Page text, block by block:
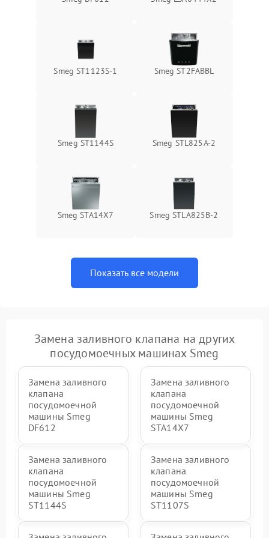
Smeg ST1123S-1 Smeg ST2FABBL
Smeg ST1144S Smeg STL825A-2
Smeg STA14X7 Smeg STLA825B-2
Показать все модели
Замена заливного клапана на других
посудомоечных машинах Smeg
Замена заливного
клапана
посудомоечной
машины Smeg
DF612
Замена заливного
клапана
посудомоечной
машины Smeg
STA14X7
Замена заливного
клапана
посудомоечной
машины Smeg
ST1144S
Замена заливного
клапана
посудомоечной
машины Smeg
ST1107S